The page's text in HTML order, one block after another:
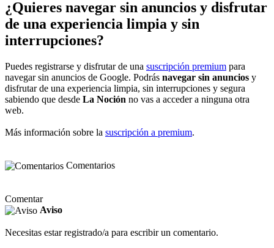
¿Quieres navegar sin anuncios y disfrutar
de una experiencia limpia y sin
interrupciones?
Puedes registrarse y disfrutar de una suscripción premium para
navegar sin anuncios de Google. Podrás navegar sin anuncios y
disfrutar de una experiencia limpia, sin interrupciones y segura
sabiendo que desde La Noción no vas a acceder a ninguna otra
web.
Más información sobre la suscripción a premium.
Comentarios
Comentar
Aviso
Necesitas estar registrado/a para escribir un comentario.